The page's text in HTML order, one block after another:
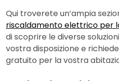
Qui troverete un’ampia
riscaldamento elettrico per
di scoprire le diverse
vostra disposizione e
gratuito per la vostra